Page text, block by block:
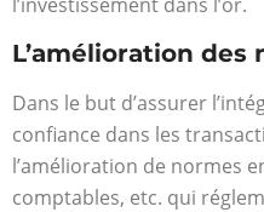
L’amélioration
Dans le but d’assurer
confiance dans les
l’amélioration de normes
comptables, etc. qui